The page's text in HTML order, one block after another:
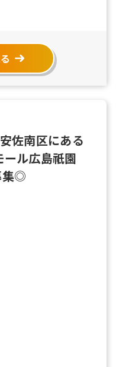
佐南区にある
ール広島祇園
集◎